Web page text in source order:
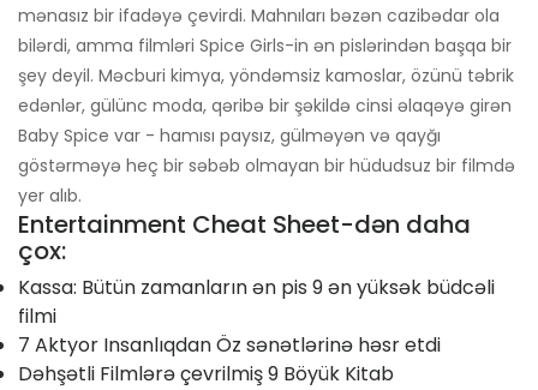
mənasız bir ifadəyə çevirdi. Mahnıları bəzən cazibədar ola
bilərdi, amma filmləri Spice Girls-in ən pislərindən başqa bir
şey deyil. Məcburi kimya, yöndəmsiz kamoslar, özünü təbrik
edənlər, gülünc moda, qəribə bir şəkildə cinsi əlaqəyə girən
Baby Spice var - hamısı paysız, gülməyən və qayğı
göstərməyə heç bir səbəb olmayan bir hüdudsuz bir filmdə
yer alıb.
Entertainment Cheat Sheet-dən daha
çox:
Kassa: Bütün zamanların ən pis 9 ən yüksək büdcəli
filmi
7 Aktyor Insanlıqdan Öz sənətlərinə həsr etdi
Dəhşətli Filmlərə çevrilmiş 9 Böyük Kitab